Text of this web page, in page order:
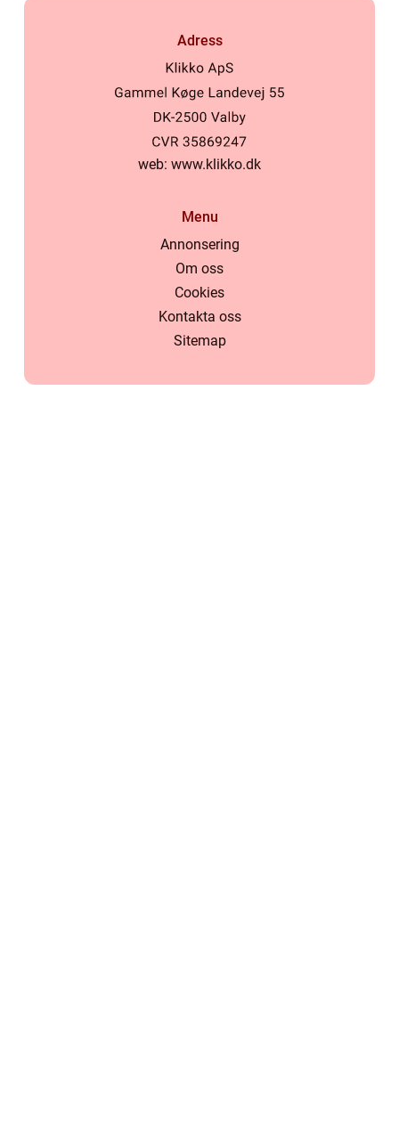
Adress
web: www.klikko.dk
Menu
Annonsering
Om oss
Cookies
Kontakta oss
Sitemap